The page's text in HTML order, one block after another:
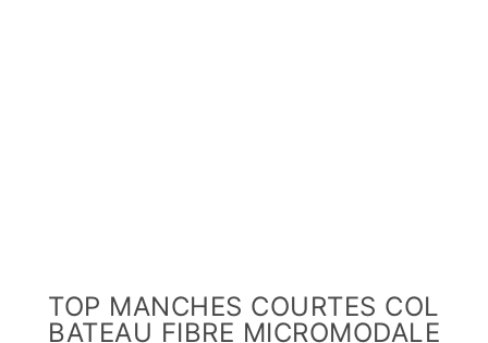
TOP MANCHES COURTES COL
BATEAU FIBRE MICROMODALE